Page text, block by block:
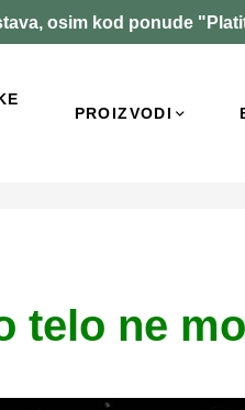
osim kod ponude
PROIZVODI
telo ne